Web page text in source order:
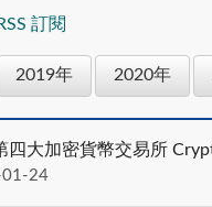
訂閱
2019年 2020年
四大加密貨幣交易所
24